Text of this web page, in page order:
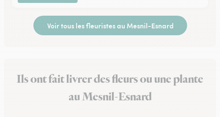
Voir tous les fleuristes au Mesnil-Esnard
Ils ont fait livrer des fleurs ou une plante
au Mesnil-Esnard